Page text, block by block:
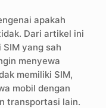
apakah
Dari artikel ini
yang sah
menyewa
memiliki SIM,
mobil dengan
transportasi lain.